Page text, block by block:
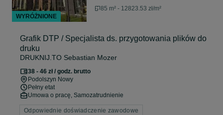
85 m² - 12823.53 zł/m²
Grafik DTP / Specjalista ds. przygotowania plików do
druku
DRUKNIJ.TO Sebastian Mozer
38 - 46 zł / godz. brutto
Podolszyn Nowy
Pełny etat
Umowa o pracę, Samozatrudnienie
Odpowiednie doświadczenie zawodowe
WYRÓŻNIONE